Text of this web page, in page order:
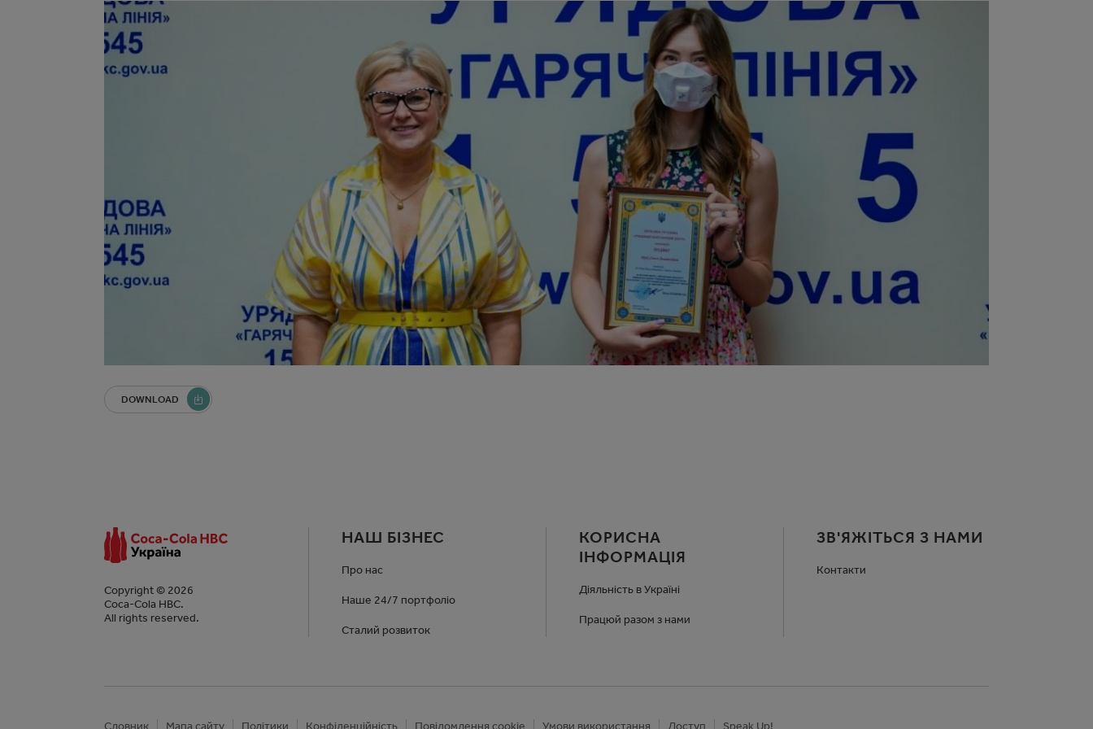
DOWNLOAD
Copyright © 2026
Coca-Cola HBC.
All rights reserved.
НАШ БІЗНЕС
Про нас
Наше 24/7 портфоліо
Сталий розвиток
КОРИСНА
ІНФОРМАЦІЯ
Діяльність в Україні
Працюй разом з нами
ЗВ'ЯЖІТЬСЯ З НАМИ
Контакти
Словник Мапа сайту Політики Конфіденційність Повідомлення cookie Умови використання Доступ Speak Up!